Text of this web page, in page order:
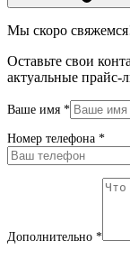
Мы скоро
Оставьте свои
актуальные
Ваше имя *
Номер телефона *
Дополнительно *